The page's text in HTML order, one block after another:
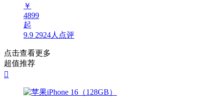
￥
4899
起
9.9 2924人点评
点击查看更多
超值推荐
